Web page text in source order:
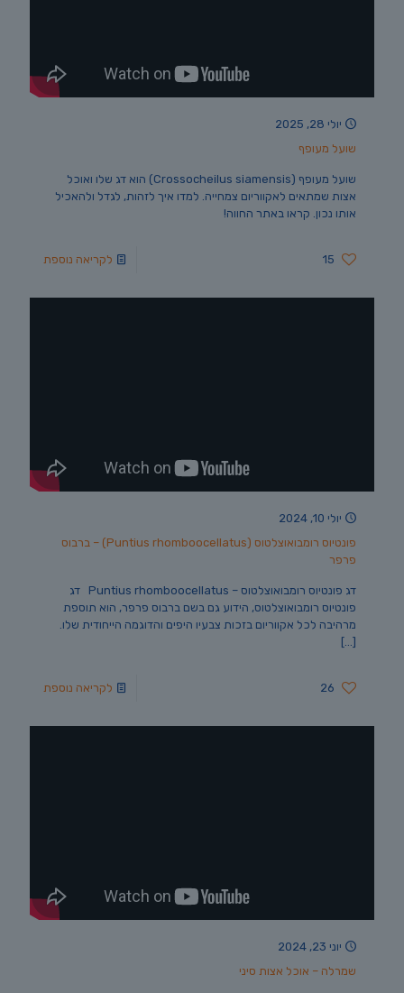
יולי 28, 2025
שועל מעופף
שועל מעופף (Crossocheilus siamensis) הוא דג שלו ואוכל
אצות שמתאים לאקווריום צמחייה. למדו איך לזהות, לגדל ולהאכיל
אותו נכון. קראו באתר החווה!
15 לקריאה נוספת
יולי 10, 2024
פונטיוס רומבואוצלטוס (Puntius rhomboocellatus) – ברבוס
פרפר
דג פונטיוס רומבואוצלטוס – Puntius rhomboocellatus דג
פונטיוס רומבואוצלטוס, הידוע גם בשם ברבוס פרפר, הוא תוספת
מרהיבה לכל אקווריום בזכות צבעיו היפים והדוגמה הייחודית שלו.
[…]
26 לקריאה נוספת
יוני 23, 2024
שמרלה – אוכל אצות סיני